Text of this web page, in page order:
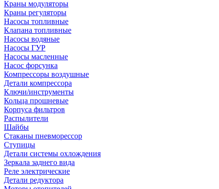
Краны модуляторы
Краны регуляторы
Насосы топливные
Клапана топливные
Насосы водяные
Насосы ГУР
Насосы масленные
Насос форсунка
Компрессоры воздушные
Детали компрессора
Ключи/инструменты
Кольца прошневые
Корпуса фильтров
Распылители
Шайбы
Стаканы пневморессор
Ступицы
Детали системы охлождения
Зеркала заднего вида
Реле электрические
Детали редуктора